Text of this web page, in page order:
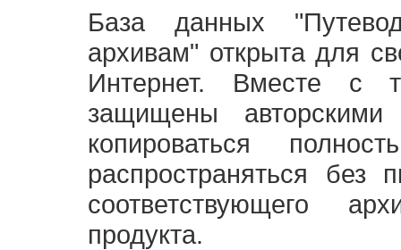
База данных
архивам" открыта для
Интернет. Вместе с
защищены
копироваться
распространяться без
соответствующего
продукта.